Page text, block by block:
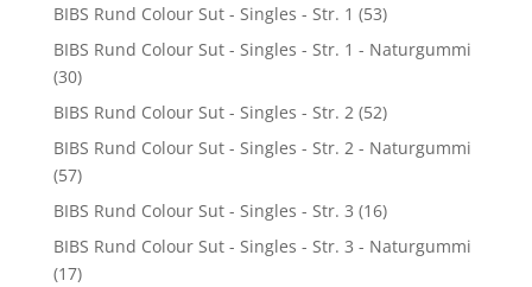
BIBS Rund Colour Sut - Singles - Str. 1 (53)
BIBS Rund Colour Sut - Singles - Str. 1 - Naturgummi
(30)
BIBS Rund Colour Sut - Singles - Str. 2 (52)
BIBS Rund Colour Sut - Singles - Str. 2 - Naturgummi
(57)
BIBS Rund Colour Sut - Singles - Str. 3 (16)
BIBS Rund Colour Sut - Singles - Str. 3 - Naturgummi
(17)